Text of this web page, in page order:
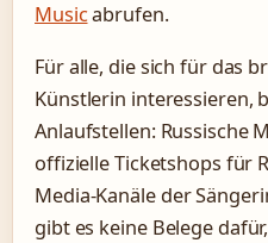
Musicabrufen.
Für alle, die sich für das
Künstlerin interessieren,
Anlaufstellen: Russische
offizielle Ticketshops für
Media-Kanäle der
gibt es keine Belege